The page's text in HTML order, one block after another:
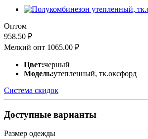
Оптом
958.50 ₽
Мелкий опт 1065.00 ₽
Цвет:черный
Модель:утепленный, тк.оксфорд
Система скидок
Доступные варианты
Размер одежды